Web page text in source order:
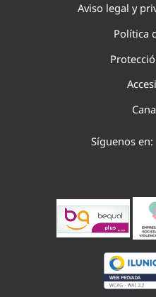
Aviso legal y
Política
Síguenos en: